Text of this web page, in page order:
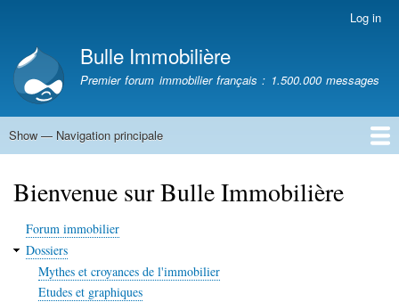
main
content
compte
de
l'utilisateur
Log in
Bulle Immobilière
Premier forum immobilier français : 1.500.000 messages
Navigation
Show — Navigation principale
Bienvenue sur Bulle Immobilière
Forum immobilier
Dossiers
Mythes et croyances de l'immobilier
Etudes et graphiques